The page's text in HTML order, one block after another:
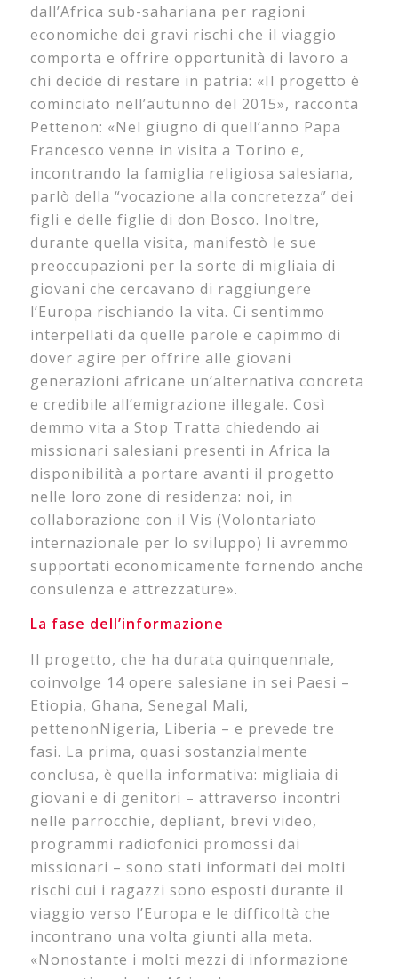
dall’Africa sub-sahariana per ragioni
economiche dei gravi rischi che il viaggio
comporta e offrire opportunità di lavoro a
chi decide di restare in patria: «Il progetto è
cominciato nell’autunno del 2015», racconta
Pettenon: «Nel giugno di quell’anno Papa
Francesco venne in visita a Torino e,
incontrando la famiglia religiosa salesiana,
parlò della “vocazione alla concretezza” dei
figli e delle figlie di don Bosco. Inoltre,
durante quella visita, manifestò le sue
preoccupazioni per la sorte di migliaia di
giovani che cercavano di raggiungere
l’Europa rischiando la vita. Ci sentimmo
interpellati da quelle parole e capimmo di
dover agire per offrire alle giovani
generazioni africane un’alternativa concreta
e credibile all’emigrazione illegale. Così
demmo vita a Stop Tratta chiedendo ai
missionari salesiani presenti in Africa la
disponibilità a portare avanti il progetto
nelle loro zone di residenza: noi, in
collaborazione con il Vis (Volontariato
internazionale per lo sviluppo) li avremmo
supportati economicamente fornendo anche
consulenza e attrezzature».
La fase dell’informazione
Il progetto, che ha durata quinquennale,
coinvolge 14 opere salesiane in sei Paesi –
Etiopia, Ghana, Senegal Mali,
pettenonNigeria, Liberia – e prevede tre
fasi. La prima, quasi sostanzialmente
conclusa, è quella informativa: migliaia di
giovani e di genitori – attraverso incontri
nelle parrocchie, depliant, brevi video,
programmi radiofonici promossi dai
missionari – sono stati informati dei molti
rischi cui i ragazzi sono esposti durante il
viaggio verso l’Europa e le difficoltà che
incontrano una volta giunti alla meta.
«Nonostante i molti mezzi di informazione